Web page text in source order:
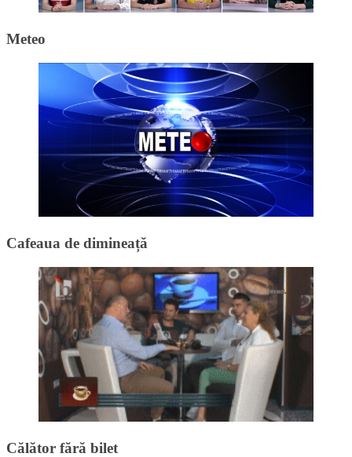
Meteo
Cafeaua de dimineață
Călător fără bilet